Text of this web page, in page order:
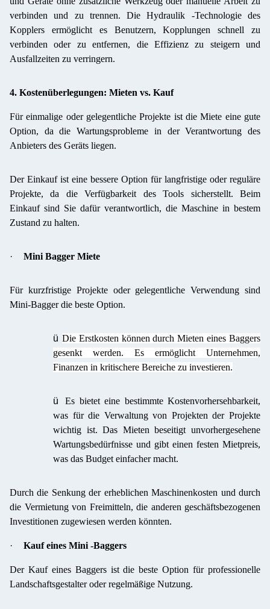
verbinden und zu trennen. Die Hydraulik -Technologie des
Kopplers ermöglicht es Benutzern, Kopplungen schnell zu
verbinden oder zu entfernen, die Effizienz zu steigern und
Ausfallzeiten zu verringern.
4. Kostenüberlegungen: Mieten vs. Kauf
Für einmalige oder gelegentliche Projekte ist die Miete eine gute
Option, da die Wartungsprobleme in der Verantwortung des
Anbieters des Geräts liegen.
Der Einkauf ist eine bessere Option für langfristige oder reguläre
Projekte, da die Verfügbarkeit des Tools sicherstellt. Beim
Einkauf sind Sie dafür verantwortlich, die Maschine in bestem
Zustand zu halten.
· Mini Bagger Miete
Für kurzfristige Projekte oder gelegentliche Verwendung sind
Mini-Bagger die beste Option.
ü Die Erstkosten können durch Mieten eines Baggers
gesenkt werden. Es ermöglicht Unternehmen,
Finanzen in kritischere Bereiche zu investieren.
ü
Es bietet eine bestimmte Kostenvorhersehbarkeit,
was für die Verwaltung von Projekten der Projekte
wichtig ist. Das Mieten beseitigt unvorhergesehene
Wartungsbedürfnisse und gibt einen festen Mietpreis,
was das Budget einfacher macht.
Durch die Senkung der erheblichen Maschinenkosten und durch
die Vermietung von Freimitteln, die anderen geschäftsbezogenen
Investitionen zugewiesen werden könnten.
· Kauf eines Mini -Baggers
Der Kauf eines Baggers ist die beste Option für professionelle
Landschaftsgestalter oder regelmäßige Nutzung.